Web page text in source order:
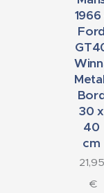
1966
Ford
30 x
40
cm
21,95
€